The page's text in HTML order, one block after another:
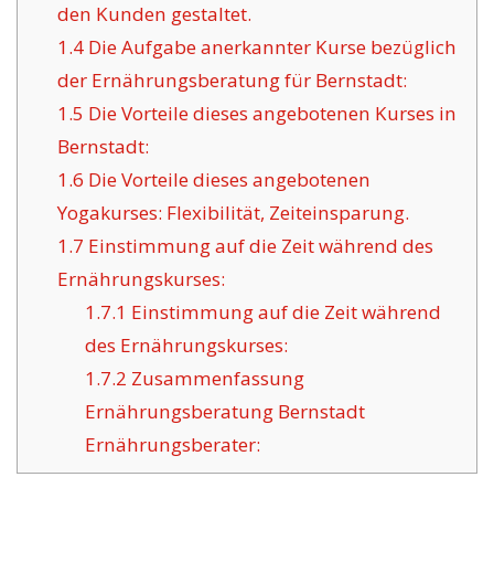
den Kunden gestaltet.
1.4Die Aufgabe anerkannter Kurse bezüglich
der Ernährungsberatung für Bernstadt:
1.5 Die Vorteile dieses angebotenen Kurses in
Bernstadt:
1.6 Die Vorteile dieses angebotenen
Yogakurses: Flexibilität, Zeiteinsparung.
1.7 Einstimmung auf die Zeit während des
Ernährungskurses:
1.7.1 Einstimmung auf die Zeit während
des Ernährungskurses:
1.7.2 Zusammenfassung
Ernährungsberatung Bernstadt
Ernährungsberater: